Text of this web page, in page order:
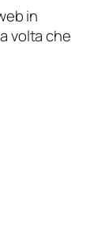
in
volta che